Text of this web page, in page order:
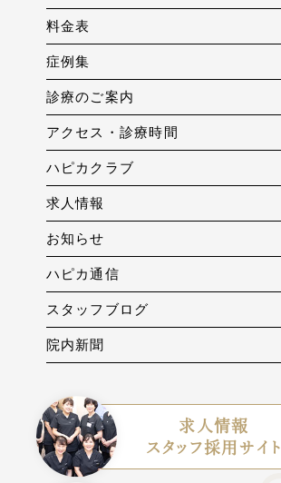
料金表
症例集
診療のご案内
アクセス・診療時間
ハピカクラブ
求人情報
お知らせ
ハピカ通信
スタッフブログ
院内新聞
求人情報
スタッフ採用サイト